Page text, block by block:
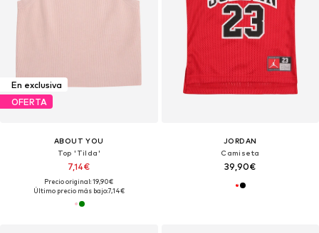
En exclusiva
OFERTA
ABOUT YOU
Top 'Tilda'
7,14€
Precio original: 19,90€
Último precio más bajo:7,14€
JORDAN
Camiseta
39,90€